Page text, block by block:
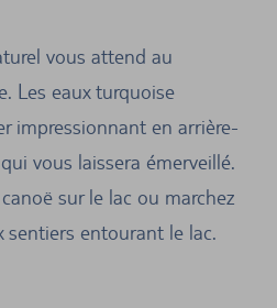
vous attend au
Les eaux turquoise
impressionnant en arrière-
vous laissera émerveillé.
sur le lac ou marchez
sentiers entourant le lac.